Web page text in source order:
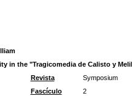
in the "Tragicomedia de Calisto y
Revista
Symposium
Fascículo
2